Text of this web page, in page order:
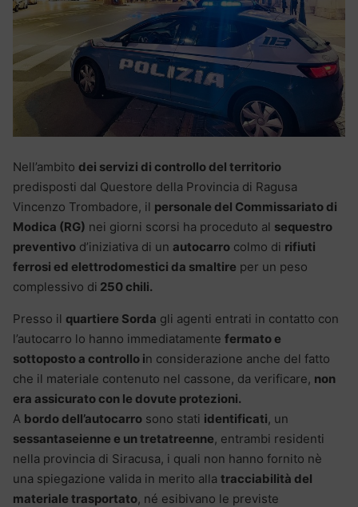
Nell’ambito dei servizi di controllo del territorio
predisposti dal Questore della Provincia di Ragusa
Vincenzo Trombadore, il personale del Commissariato di
Modica (RG) nei giorni scorsi ha proceduto al sequestro
preventivo d’iniziativa di un autocarro colmo di rifiuti
ferrosi ed elettrodomestici da smaltire per un peso
complessivo di 250 chili.
Presso il quartiere Sorda gli agenti entrati in contatto con
l’autocarro lo hanno immediatamente fermato e
sottoposto a controllo in considerazione anche del fatto
che il materiale contenuto nel cassone, da verificare, non
era assicurato con le dovute protezioni.
A bordo dell’autocarro sono stati identificati, un
sessantaseienne e un tretatreenne, entrambi residenti
nella provincia di Siracusa, i quali non hanno fornito nè
una spiegazione valida in merito alla tracciabilità del
materiale trasportato, né esibivano le previste